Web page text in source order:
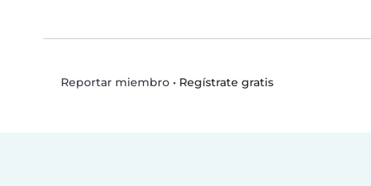
Reportar miembro• Regístrate gratis